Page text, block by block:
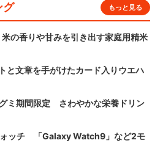
グ もっと見る
の香りや甘みを引き出す家庭用精米
と文章を手がけたカード入りウエハ
ミ期間限定 さわやかな栄養ドリン
ォッチ 「Galaxy Watch9」など2モ